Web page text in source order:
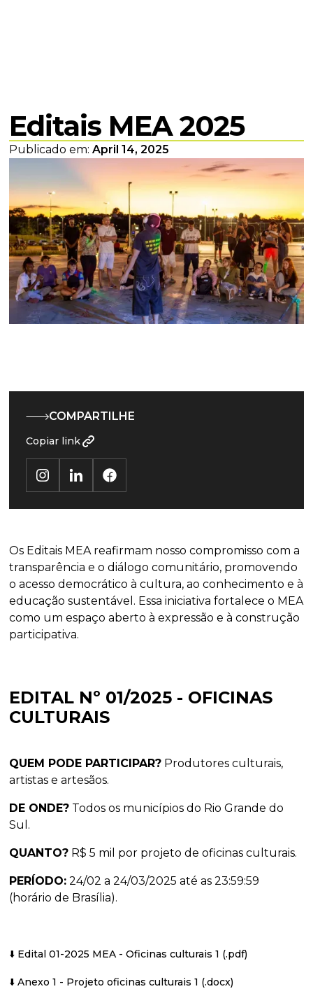
Editais MEA 2025
Publicado em:April 14, 2025
COMPARTILHE
Copiar link
‍Os Editais MEA reafirmam nosso compromisso com a
transparência e o diálogo comunitário, promovendo
o acesso democrático à cultura, ao conhecimento e à
educação sustentável. Essa iniciativa fortalece o MEA
como um espaço aberto à expressão e à construção
participativa.
EDITAL Nº 01/2025 - OFICINAS
CULTURAIS
QUEM PODE PARTICIPAR? Produtores culturais,
artistas e artesãos.
DE ONDE? Todos os municípios do Rio Grande do
Sul.
QUANTO? R$ 5 mil por projeto de oficinas culturais.
PERÍODO: 24/02 a 24/03/2025 até as 23:59:59
(horário de Brasília).
⬇️ Edital 01-2025 MEA - Oficinas culturais 1 (.pdf)
⬇️ Anexo 1 - Projeto oficinas culturais 1 (.docx)